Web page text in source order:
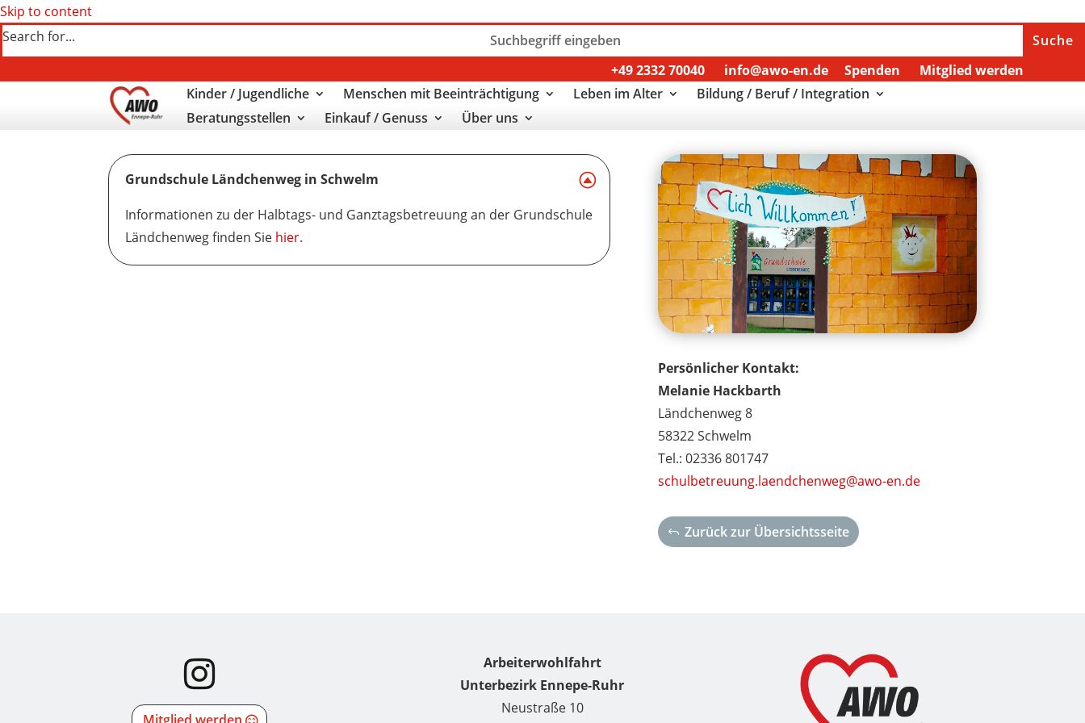
Skip to content
Search for...
+49 2332 70040
info@awo-en.de Spenden
Mitglied werden
Kinder / Jugendliche
Menschen mit Beeinträchtigung Leben im Alter
Bildung / Beruf / Integration
Beratungsstellen
Einkauf / Genuss Über uns
Grundschule Ländchenweg in Schwelm
Informationen zu der Halbtags- und Ganztagsbetreuung an der Grundschule
Ländchenweg finden Sie hier.
Persönlicher Kontakt:
Melanie Hackbarth
Ländchenweg 8
58322 Schwelm
Tel.: 02336 801747
schulbetreuung.laendchenweg@awo-en.de
Zurück zur Übersichtsseite
Arbeiterwohlfahrt
Unterbezirk Ennepe-Ruhr
Neustraße 10